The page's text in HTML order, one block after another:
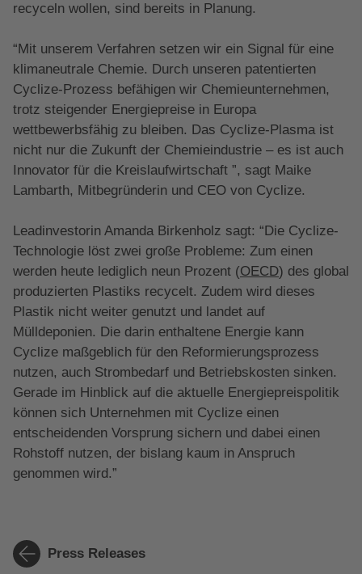
recyceln wollen, sind bereits in Planung.
“Mit unserem Verfahren setzen wir ein Signal für eine
klimaneutrale Chemie. Durch unseren patentierten
Cyclize-Prozess befähigen wir Chemieunternehmen,
trotz steigender Energiepreise in Europa
wettbewerbsfähig zu bleiben. Das Cyclize-Plasma ist
nicht nur die Zukunft der Chemieindustrie – es ist auch
Innovator für die Kreislaufwirtschaft ”, sagt Maike
Lambarth, Mitbegründerin und CEO von Cyclize.
Leadinvestorin Amanda Birkenholz sagt: “Die Cyclize-
Technologie löst zwei große Probleme: Zum einen
werden heute lediglich neun Prozent (OECD) des global
produzierten Plastiks recycelt. Zudem wird dieses
Plastik nicht weiter genutzt und landet auf
Mülldeponien. Die darin enthaltene Energie kann
Cyclize maßgeblich für den Reformierungsprozess
nutzen, auch Strombedarf und Betriebskosten sinken.
Gerade im Hinblick auf die aktuelle Energiepreispolitik
können sich Unternehmen mit Cyclize einen
entscheidenden Vorsprung sichern und dabei einen
Rohstoff nutzen, der bislang kaum in Anspruch
genommen wird.”
Press Releases